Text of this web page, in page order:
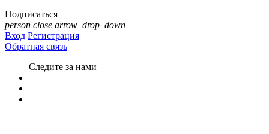
Подписаться
person close arrow_drop_down
Вход Регистрация
Обратная связь
Следите за нами